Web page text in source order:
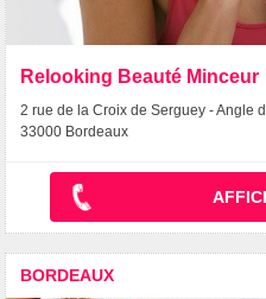
Relooking Beauté Minceur
2 rue de la Croix de Serguey - Angle
33000 Bordeaux
BORDEAUX